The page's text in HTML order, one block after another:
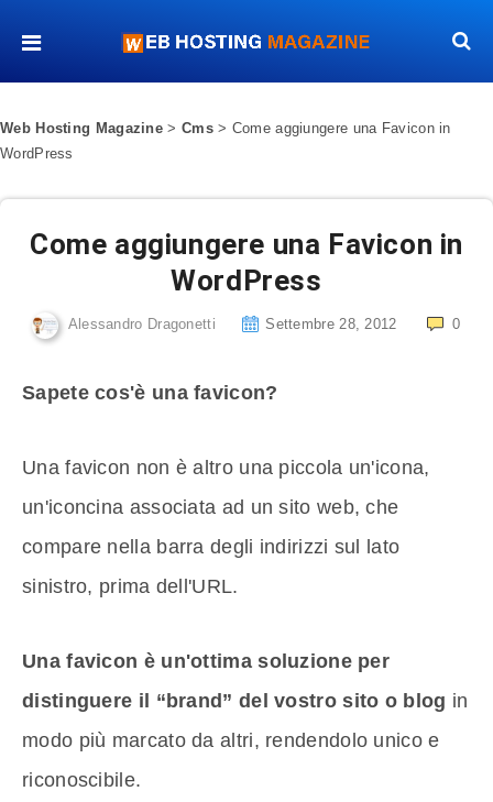
Web Hosting Magazine > Cms> Come aggiungere una Favicon in
WordPress
Come aggiungere una Favicon in
WordPress
Alessandro Dragonetti Settembre 28, 2012 0
Sapete cos'è una favicon?
Una favicon non è altro una piccola un'icona,
un'iconcina associata ad un sito web, che
compare nella barra degli indirizzi sul lato
sinistro, prima dell'URL.
Una favicon è un'ottima soluzione per
distinguere il “brand” del vostro sito o blog in
modo più marcato da altri, rendendolo unico e
riconoscibile.